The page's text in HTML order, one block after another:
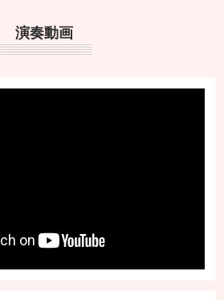
演奏動画